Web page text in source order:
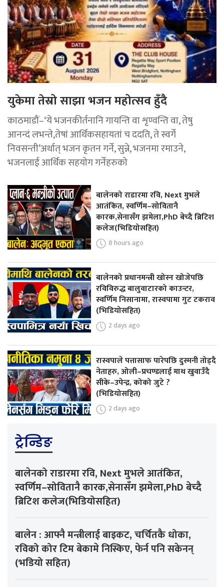
युकेमा तेस्रो साझा भजन महोत्सव हुँदै
काठमाडौं–‘ये भजनकीर्तनानि गायन्ति वा शृण्वन्ति वा, तेषु
आनन्दं लभन्ते,तेषां आर्थिकसहायतां च ददति, ते स्वर्गे
निवसन्ती’अर्थात् भजन कृतन गर्ने, सुन्ने, भजनमा रमाउने,
भजनलाई आर्थिक सहयोग गर्नेहरुको
बालेनको राडारमा रवि, Next मुभले
आतंकित, स्वर्णिम–सोवितानै
कारक,सेनासँग झमेला,PhD बेच्दै ब्रिटिश
कलेज(भिडियोसहित)
8 hours ago
बालेनको प्रधानमन्त्री खोस्न खोजेपछि
रविविरुद्ध बालुवाटारको काउन्टर,
स्वर्णिम निसानामा, रास्वपामा गुट टकराव
(भिडियोसहित)
2 days ago
रास्वपाले पत्तासाफ पारेपछि दुस्मनी तोड्दै
नेताहरु, ओली–प्रचण्डलाई माथ खुवाउँदै
सीके–उपेन्द्र, कोको जुटे ?
(भिडियोसहित)
2 days ago
ट्रेन्डिङ
बालेनको राडारमा रवि, Next मुभले आतंकित,
स्वर्णिम–सोवितानै कारक,सेनासँग झमेला,PhD बेच्दै
ब्रिटिश कलेज(भिडियोसहित)
बालेन : आफ्नै मन्त्रीलाई बाइकट, चर्चितकै धोका,
रविको कोर टिम बेकामे निस्किए, फेर्न पनि सकेनन्
(भडियो सहित)